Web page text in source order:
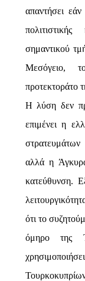
απαντήσει
σημαντικού
Μεσόγειο,
προτεκτοράτο
Η λύση δεν
επιμένει η
αλλά η
κατεύθυνση.
ότι το
όμηρο της